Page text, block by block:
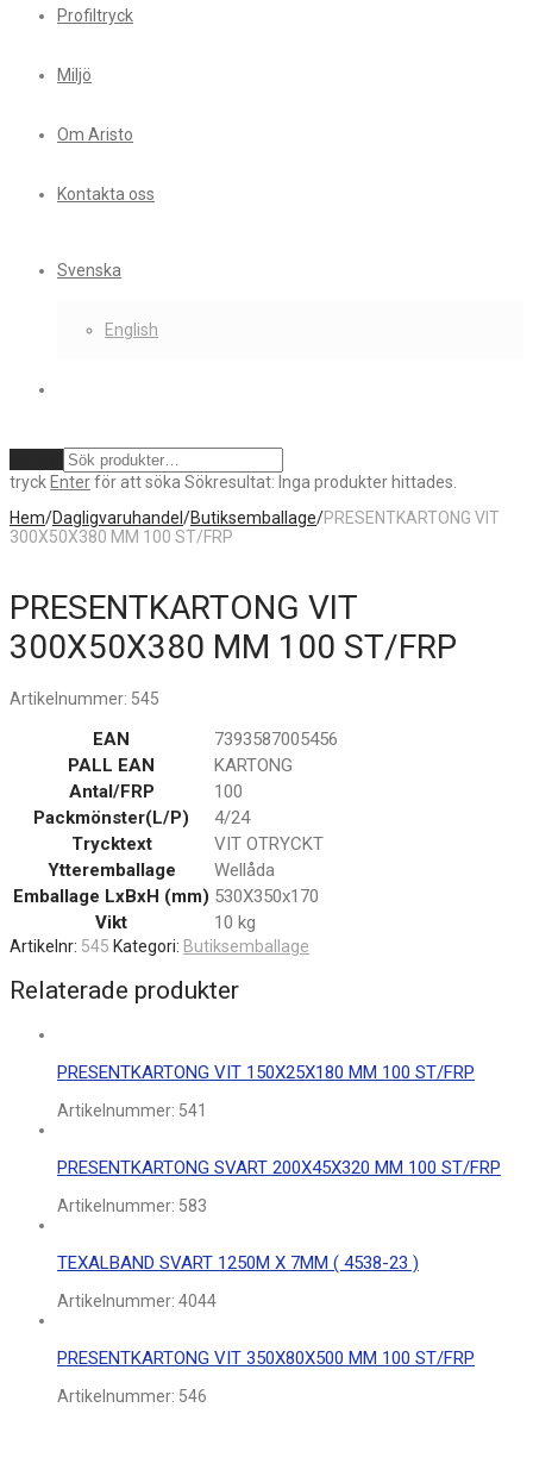
Profiltryck
Miljö
Om Aristo
Kontakta oss
Svenska
English
tryck Enterför att söka Sökresultat: Inga produkter hittades.
Hem/Dagligvaruhandel /Butiksemballage/PRESENTKARTONG VIT
300X50X380 MM 100 ST/FRP
PRESENTKARTONG VIT
300X50X380 MM 100 ST/FRP
Artikelnummer: 545
EAN
7393587005456
PALL EAN
KARTONG
Antal/FRP
100
Packmönster(L/P)
4/24
Trycktext
VIT OTRYCKT
Ytteremballage
Wellåda
Emballage LxBxH (mm) 530X350x170
Vikt
10 kg
Artikelnr: 545 Kategori: Butiksemballage
Relaterade produkter
PRESENTKARTONG VIT 150X25X180 MM 100 ST/FRP
Artikelnummer: 541
PRESENTKARTONG SVART 200X45X320 MM 100 ST/FRP
Artikelnummer: 583
TEXALBAND SVART 1250M X 7MM ( 4538-23 )
Artikelnummer: 4044
PRESENTKARTONG VIT 350X80X500 MM 100 ST/FRP
Artikelnummer: 546